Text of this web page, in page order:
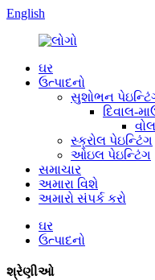
English
ઘર
ઉત્પાદનો
સુશોભન
દિવાલ-
સ્ક્રોલ પેઇન્ટિંગ
ઓઇલ પેઇન્ટિંગ
સમાચાર
અમારા વિશે
અમારો સંપર્ક કરો
ઘર
ઉત્પાદનો
શ્રેણીઓ